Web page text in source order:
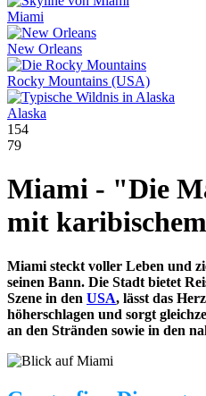
Miami
New Orleans
Rocky Mountains (USA)
Alaska
154
79
Miami - "Die
mit
Miami steckt voller Leben und
seinen Bann. Die Stadt bietet
Szene in den USA, lässt das
höherschlagen und sorgt
an den Stränden sowie in den